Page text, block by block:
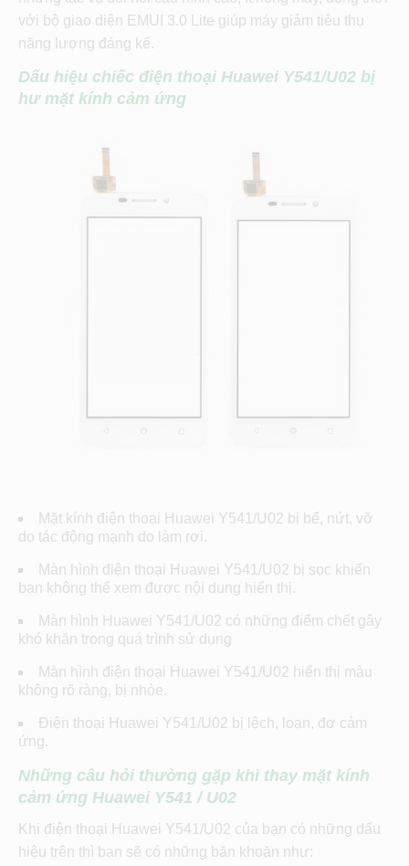
với bộ giao diện EMUI 3.0 Lite giúp máy giảm tiêu thụ
năng lượng đáng kể.
Dấu hiệu chiếc điện thoại Huawei Y541/U02 bị
hư mặt kính cảm ứng
Mặt kính điện thoại Huawei Y541/U02 bị bể, nứt, vỡ
do tác động mạnh do làm rơi.
Màn hình điện thoại Huawei Y541/U02 bị sọc khiến
bạn không thể xem được nội dung hiển thị.
Màn hình Huawei Y541/U02 có những điểm chết gây
khó khăn trong quá trình sử dụng
Màn hình điện thoại Huawei Y541/U02 hiển thị màu
không rõ ràng, bị nhòe.
Điện thoại Huawei Y541/U02 bị lệch, loạn, đơ cảm
ứng.
Những câu hỏi thường gặp khi thay mặt kính
cảm ứng Huawei Y541 / U02
Khi điện thoại Huawei Y541/U02 của bạn có những dấu
hiệu trên thì bạn sẽ có những băn khoăn như: